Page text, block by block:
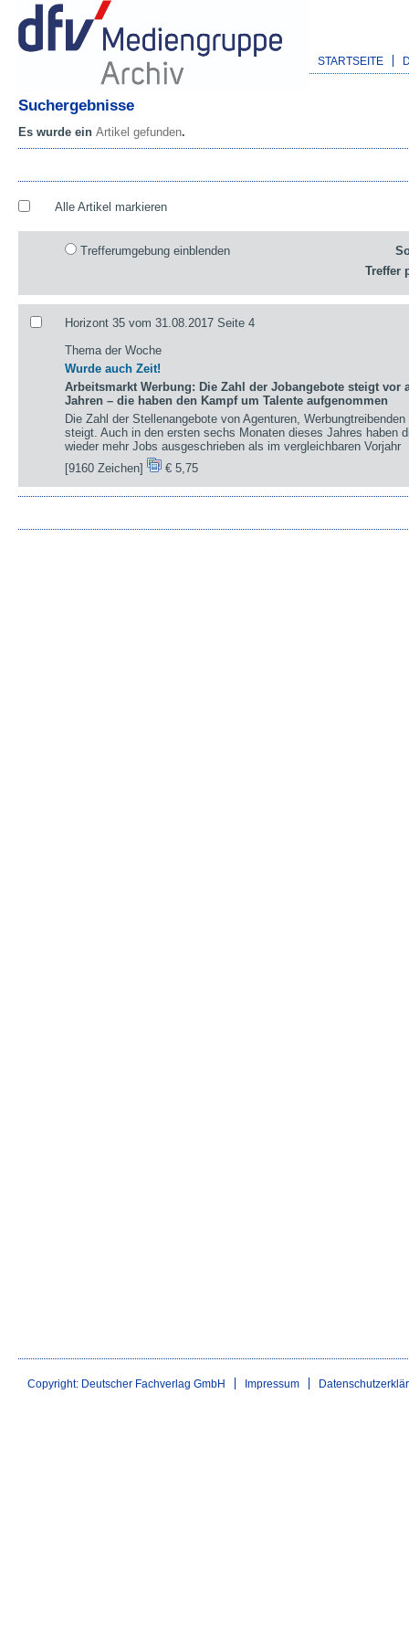
STARTSEITE
Suchergebnisse
Es wurde ein Artikel gefunden.
Alle Artikel markieren
Trefferumgebung einblenden
Treffer
Horizont 35 vom 31.08.2017 Seite 4
Thema der Woche
Wurde auch Zeit!
Arbeitsmarkt Werbung: Die Zahl der Jobangebote steigt vor
Jahren – die haben den Kampf um Talente aufgenommen
Die Zahl der Stellenangebote von Agenturen,
steigt. Auch in den ersten sechs Monaten dieses Jahres haben
wieder mehr Jobs ausgeschrieben als im vergleichbaren Vorjahr
[9160 Zeichen]
€ 5,75
Copyright: Deutscher Fachverlag GmbH Impressum